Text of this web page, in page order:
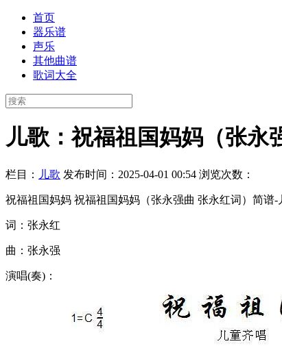
首页
器乐谱
声乐
其他曲谱
歌词大全
儿歌：祝福祖国妈妈（张永
栏目： 儿歌 发布时间：2025-04-01 00:54 浏览次数：
祝福祖国妈妈 祝福祖国妈妈（张永强曲 张永红词）简谱-
词：张永红
曲：张永强
演唱(奏)：